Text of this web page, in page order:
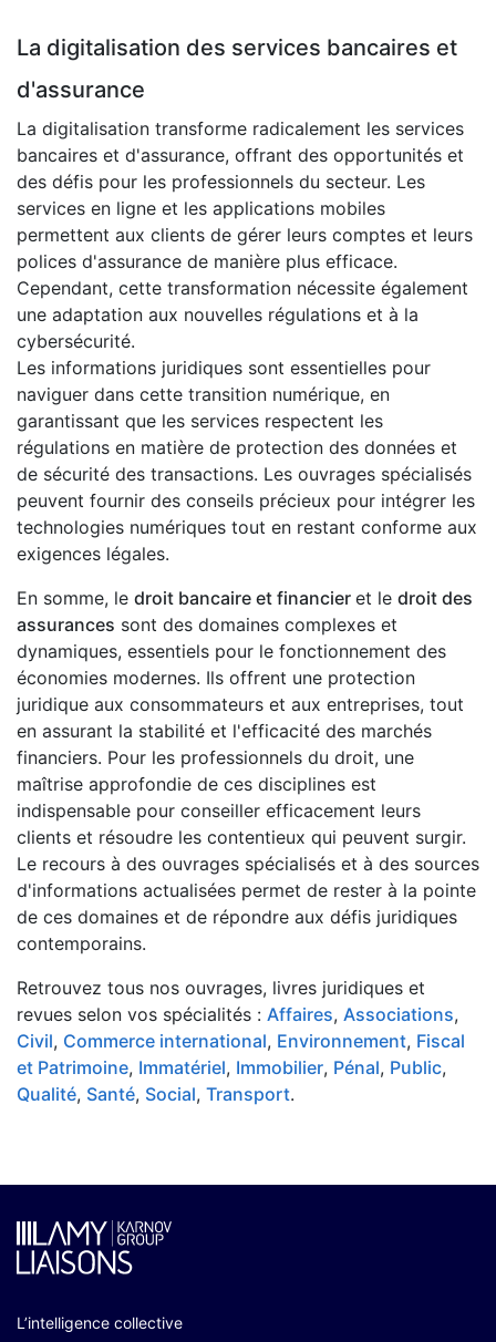
La digitalisation des services bancaires et
d'assurance
La digitalisation transforme radicalement les services
bancaires et d'assurance, offrant des opportunités et
des défis pour les professionnels du secteur. Les
services en ligne et les applications mobiles
permettent aux clients de gérer leurs comptes et leurs
polices d'assurance de manière plus efficace.
Cependant, cette transformation nécessite également
une adaptation aux nouvelles régulations et à la
cybersécurité.
Les informations juridiques sont essentielles pour
naviguer dans cette transition numérique, en
garantissant que les services respectent les
régulations en matière de protection des données et
de sécurité des transactions. Les ouvrages spécialisés
peuvent fournir des conseils précieux pour intégrer les
technologies numériques tout en restant conforme aux
exigences légales.
En somme, le droit bancaire et financier et le droit des
assurances sont des domaines complexes et
dynamiques, essentiels pour le fonctionnement des
économies modernes. Ils offrent une protection
juridique aux consommateurs et aux entreprises, tout
en assurant la stabilité et l'efficacité des marchés
financiers. Pour les professionnels du droit, une
maîtrise approfondie de ces disciplines est
indispensable pour conseiller efficacement leurs
clients et résoudre les contentieux qui peuvent surgir.
Le recours à des ouvrages spécialisés et à des sources
d'informations actualisées permet de rester à la pointe
de ces domaines et de répondre aux défis juridiques
contemporains.
Retrouvez tous nos ouvrages, livres juridiques et
revues selon vos spécialités : Affaires, Associations,
Civil, Commerce international, Environnement, Fiscal
et Patrimoine, Immatériel, Immobilier, Pénal, Public,
Qualité, Santé, Social, Transport.
L’intelligence collective